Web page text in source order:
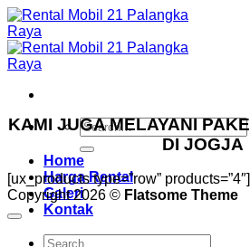
Skip
to
content
Home
Harga Rental
Galeri
Kontak
KAMI JUGA MELAYANI
DI JOGJA
[ux_products type=”row” products=”4″]
Copyright 2026 © Flatsome Theme